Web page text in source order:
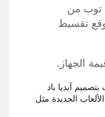
توب من
تقسيط
الجهاز.
آيديا باد
الجديدة مثل